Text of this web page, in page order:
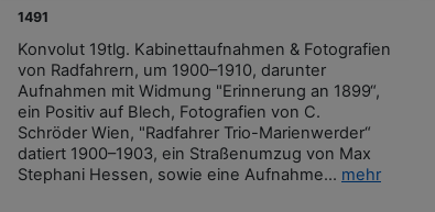
1491
Konvolut 19tlg. Kabinettaufnahmen & Fotografien
von Radfahrern, um 1900–1910, darunter
Aufnahmen mit Widmung "Erinnerung an 1899“,
ein Positiv auf Blech, Fotografien von C.
Schröder Wien, "Radfahrer Trio-Marienwerder“
datiert 1900–1903, ein Straßenumzug von Max
Stephani Hessen, sowie eine Aufnahme... mehr